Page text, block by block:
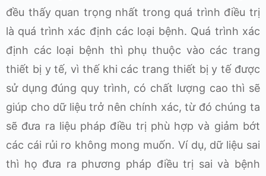
đều thấy quan trọng nhất trong quá trình điều trị
là quá trình xác định các loại bệnh. Quá trình xác
định các loại bệnh thì phụ thuộc vào các trang
thiết bị y tế, vì thế khi các trang thiết bị y tế được
sử dụng đúng quy trình, có chất lượng cao thì sẽ
giúp cho dữ liệu trở nên chính xác, từ đó chúng ta
sẽ đưa ra liệu pháp điều trị phù hợp và giảm bớt
các cái rủi ro không mong muốn. Ví dụ, dữ liệu sai
thì họ đưa ra phương pháp điều trị sai và bệnh